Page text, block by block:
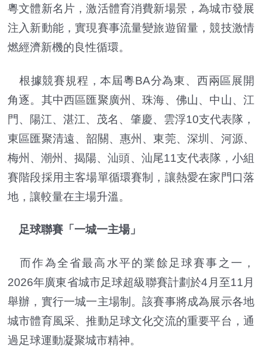
粵文體新名片，激活體育消費新場景，為城市發展
注入新動能，實現賽事流量變旅遊留量，競技激情
燃經濟新機的良性循環。
根據競賽規程，本屆粵BA分為東、西兩區展開
角逐。其中西區匯聚廣州、珠海、佛山、中山、江
門、陽江、湛江、茂名、肇慶、雲浮10支代表隊，
東區匯聚清遠、韶關、惠州、東莞、深圳、河源、
梅州、潮州、揭陽、汕頭、汕尾11支代表隊，小組
賽階段採用主客場單循環賽制，讓熱愛在家門口落
地，讓較量在主場升溫。
足球聯賽「一城一主場」
而作為全省最高水平的業餘足球賽事之一，
2026年廣東省城市足球超級聯賽計劃於4月至11月
舉辦，實行一城一主場制。該賽事將成為展示各地
城市體育風采、推動足球文化交流的重要平台，通
過足球運動凝聚城市精神。